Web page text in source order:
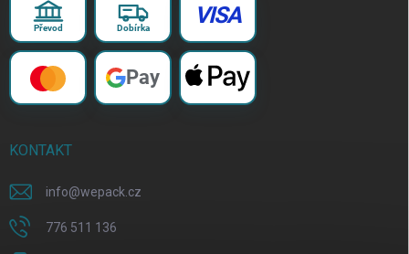
Převod Dobírka VISA
Pay
KONTAKT
info@wepack.cz
776 511 136